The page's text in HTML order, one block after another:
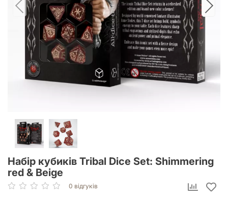
Набір кубиків Tribal Dice Set: Shimmering
red & Beige
0 відгуків